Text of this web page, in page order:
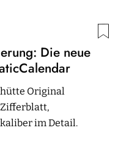
Die neue
Original
im Detail.